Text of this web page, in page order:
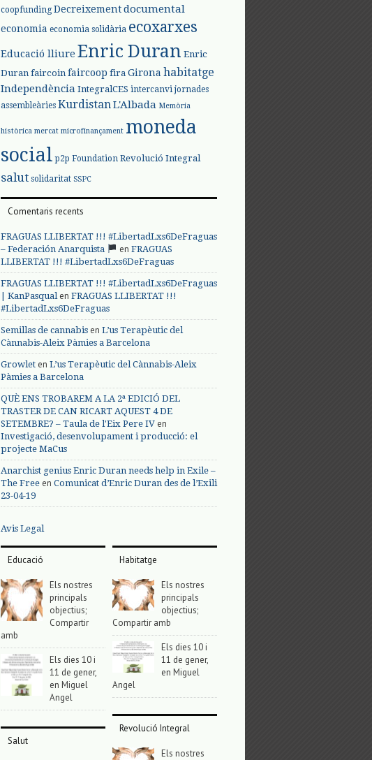
coopfunding Decreixementdocumental
economia economia solidària ecoxarxes
Educació lliure Enric Duran Enric
Duran faircoin faircoop fira Girona habitatge
Independència IntegralCES intercanvi jornades
assembleàries Kurdistan L'Albada Memòria
històrica mercat microfinançament moneda
social p2p Foundation Revolució Integral
salut solidaritat SSPC
Comentaris recents
FRAGUAS LLIBERTAT !!! #LibertadLxs6DeFraguas
– Federación Anarquista
en FRAGUAS
LLIBERTAT !!! #LibertadLxs6DeFraguas
FRAGUAS LLIBERTAT !!! #LibertadLxs6DeFraguas
| KanPasqualen FRAGUAS LLIBERTAT !!!
#LibertadLxs6DeFraguas
Semillas de cannabis en L’us Terapèutic del
Cànnabis-Aleix Pàmies a Barcelona
Growlet en L’us Terapèutic del Cànnabis-Aleix
Pàmies a Barcelona
QUÈ ENS TROBAREM A LA 2ª EDICIÓ DEL
TRASTER DE CAN RICART AQUEST 4 DE
SETEMBRE? – Taula de l'Eix Pere IV en
Investigació, desenvolupament i producció: el
projecte MaCus
Anarchist genius Enric Duran needs help in Exile –
The Free en Comunicat d’Enric Duran des de l’Exili
23-04-19
Avis Legal
Educació
Els nostres
principals
objectius;
Compartir
amb
Els dies 10 i
11 de gener,
en Miguel
Angel
Salut
Habitatge
Els nostres
principals
objectius;
Compartir amb
Els dies 10 i
11 de gener,
en Miguel
Angel
Revolució Integral
Els nostres